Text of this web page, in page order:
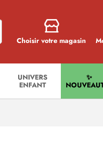
Choisir votre magasin
UNIVERS
ENFANT
✨